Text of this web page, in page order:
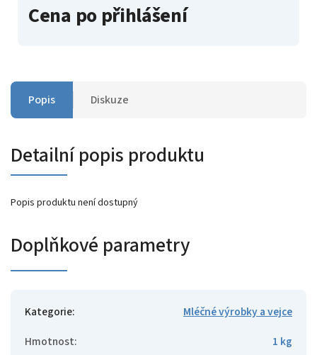
Cena po přihlášení
Popis Diskuze
Detailní popis produktu
Popis produktu není dostupný
Doplňkové parametry
Kategorie:
Mléčné výrobky a vejce
Hmotnost: 1 kg